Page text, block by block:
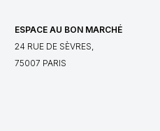
ESPACE AU BON MARCHÉ
24 RUE DE SÈVRES,
75007 PARIS